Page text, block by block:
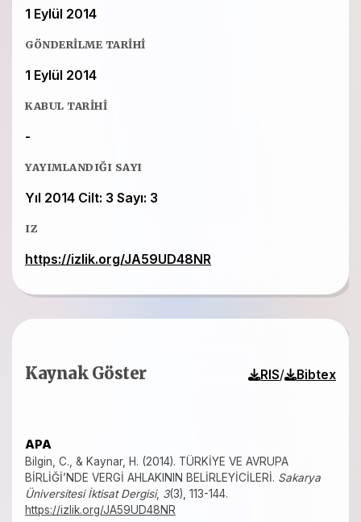
1 Eylül 2014
GÖNDERILME TARIHI
1 Eylül 2014
KABUL TARIHI
-
YAYIMLANDIĞI SAYI
Yıl 2014 Cilt: 3 Sayı: 3
IZ
https://izlik.org/JA59UD48NR
Kaynak Göster RIS/ Bibtex
APA
Bilgin, C., & Kaynar, H. (2014). TÜRKİYE VE AVRUPA
BİRLİĞİ’NDE VERGİ AHLAKININ BELİRLEYİCİLERİ. Sakarya
Üniversitesi İktisat Dergisi, 3(3), 113-144.
https://izlik.org/JA59UD48NR